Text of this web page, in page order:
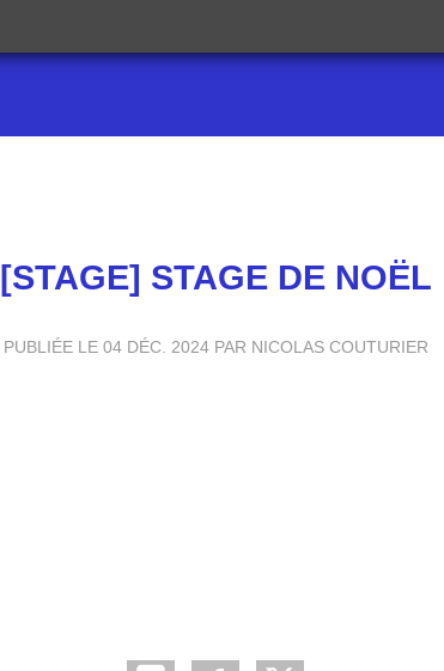
[STAGE] STAGE DE NOËL
PUBLIÉE LE 04 DÉC. 2024PAR NICOLAS COUTURIER